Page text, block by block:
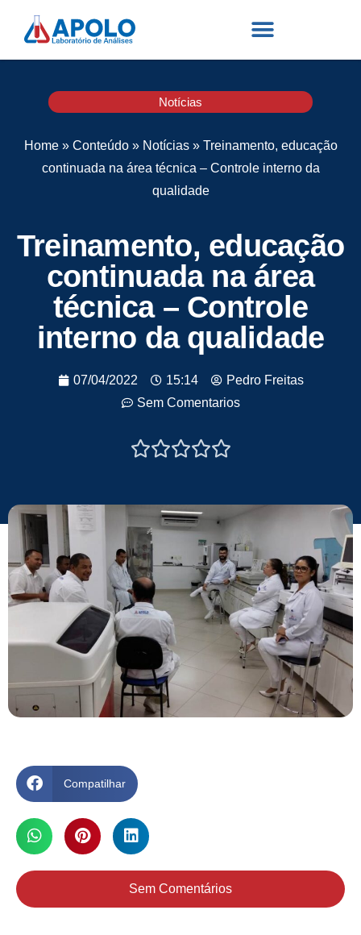
Notícias
Home» Conteúdo» Notícias» Treinamento, educação
continuada na área técnica – Controle interno da
qualidade
Treinamento, educação
continuada na área
técnica – Controle
interno da qualidade
07/04/2022 15:14
Pedro Freitas
Sem Comentarios

Compatilhar
Sem Comentários